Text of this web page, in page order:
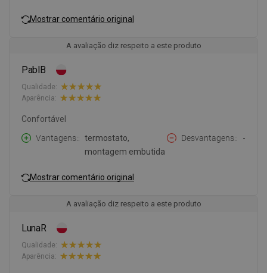
Mostrar comentário original
A avaliação diz respeito a este produto
PablB
Qualidade:
Aparência:
Confortável
Vantagens:
termostato,
montagem embutida
Desvantagens: -
Mostrar comentário original
A avaliação diz respeito a este produto
LunaR
Qualidade:
Aparência: